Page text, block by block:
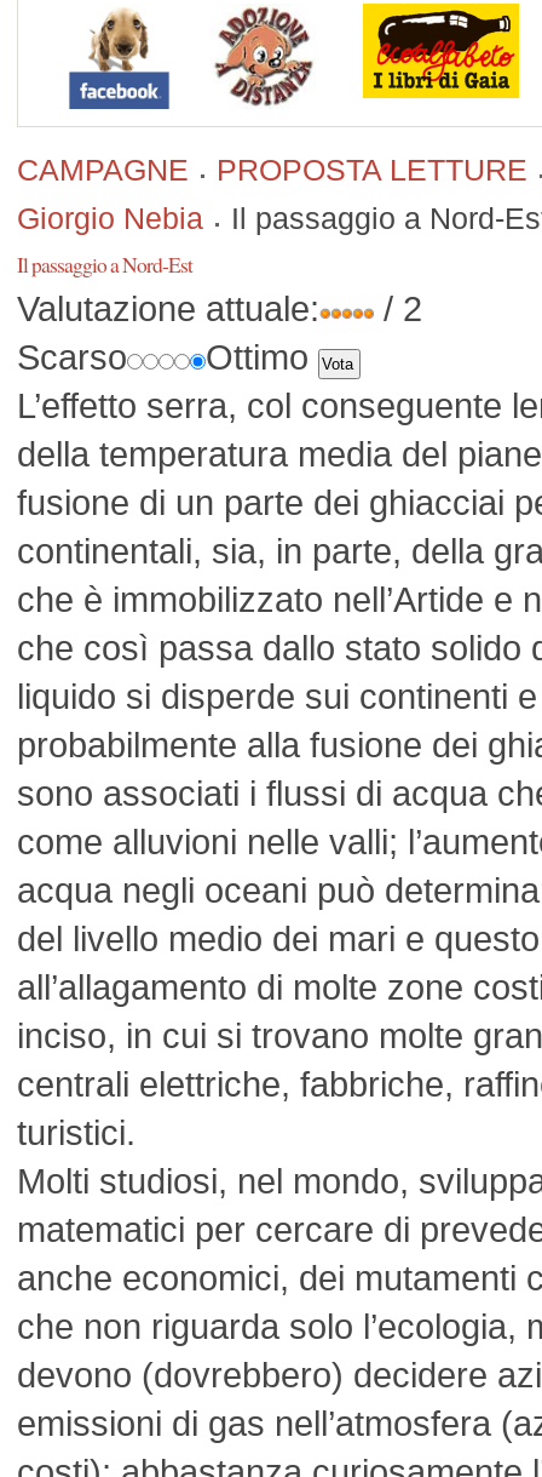
CAMPAGNE
PROPOSTA LETTURE
Giorgio Nebia
Il passaggio a Nord-
Il passaggio a Nord-Est
Valutazione attuale:
/ 2
Scarso
Ottimo
L’effetto serra, col conseguente
della temperatura media del
fusione di un parte dei ghiacciai
continentali, sia, in parte, della
che è immobilizzato nell’Artide e
che così passa dallo stato solido
liquido si disperde sui continenti
probabilmente alla fusione dei
sono associati i flussi di acqua
come alluvioni nelle valli;
acqua negli oceani può
del livello medio dei mari e
all’allagamento di molte zone
inciso, in cui si trovano molte
centrali elettriche, fabbriche,
turistici.
Molti studiosi, nel mondo,
matematici per cercare di
anche economici, dei mutamenti
che non riguarda solo l’ecologia,
devono (dovrebbero) decidere
emissioni di gas nell’atmosfera